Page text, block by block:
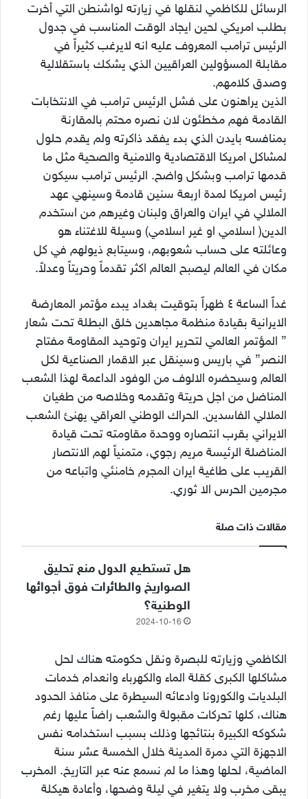
الرسائل للكاظمي لنقلها في زيارته لواشنطن التي أخرت
بطلب امريكي لحين ايجاد الوقت المناسب في جدول
الرئيس ترامب المعروف عليه انه لايرغب كثيراً في
مقابلة المسؤولين العراقيين الذي يشكك باستقلالية
وصدق كلامهم.
الذين يراهنون على فشل الرئيس ترامب في الانتخابات
القادمة فهم مخطئون لان نصره محتم بالمقارنة
بمنافسه بايدن الذي بدء يفقد ذاكرته ولم يقدم حلول
لمشاكل امريكا الاقتصادية والامنية والصحية مثل ما
قدمها ترامب وبشكل واضح. الرئيس ترامب سيكون
رئيس امريكا لمدة اربعة سنين قادمة وسينهي عهد
الملالي في ايران والعراق ولبنان وغيرهم من استخدم
الدين( اسلامي او غير اسلامي) وسيلة للاغتناء هو
وعائلته على حساب شعوبهم، وسيتابع ذيولهم في كل
مكان في العالم ليصبح العالم اكثر تقدماً وحريتاً وعدلاً.
غداً الساعة ٤ ظهراً بتوقيت بغداد يبدء مؤتمر المعارضة
الايرانية بقيادة منظمة مجاهدين خلق البطلة تحت شعار
” المؤتمر العالمي لتحرير ايران وتوحيد المقاومة مفتاح
النصر” في باريس وسينقل عبر الاقمار الصناعية لكل
العالم وسيحضره الالوف من الوفود الداعمة لهذا الشعب
المناضل من اجل حريتة وتقدمه وخلاصه من طغيان
الملالي الفاسدين. الحراك الوطني العراقي يهنئ الشعب
الايراني بقرب انتصاره ووحدة مقاومته تحت قيادة
المناضلة الرئيسة مريم رجوي، متمنياً لهم الانتصار
القريب على طاغية ايران المجرم خامنئي واتباعه من
مجرمين الحرس الا ثوري.
مقالات ذات صلة
هل تستطيع الدول منع تحليق
الصواريخ والطائرات فوق أجوائها
الوطنية؟
2024-10-16
الكاظمي وزيارته للبصرة ونقل حكومته هناك لحل
مشاكلها الكبرى كقلة الماء والكهرباء وانعدام خدمات
البلديات والكورونا وادعائه السيطرة على منافذ الحدود
هناك، كلها تحركات مقبولة والشعب راضاً عليها رغم
شكوكه الكبيرة بنتائجها وذلك بسبب استخدامه نفس
الاجهزة التي دمرة المدينة خلال الخمسة عشر سنة
الماضية، لحلها وهذا ما لم نسمع عنه عبر التاريخ. المخرب
يبقى مخرب ولا يتغير في ليلة وضحها، وأعادة هيكلة